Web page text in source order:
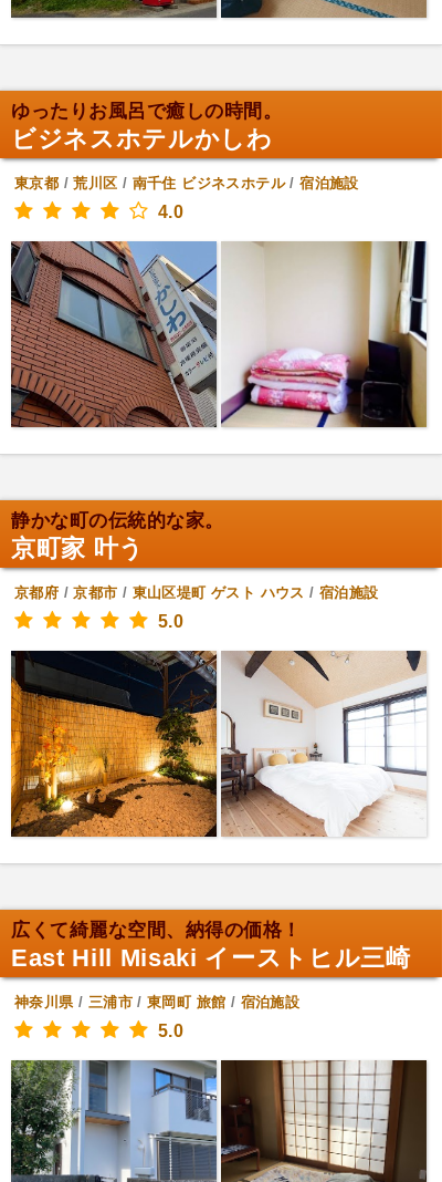
ゆったりお風呂で癒しの時間。
ビジネスホテルかしわ
東京都 /荒川区 / 南千住 ビジネスホテル/宿泊施設
4.0
静かな町の伝統的な家。
京町家 叶う
京都府 /京都市 / 東山区堤町 ゲスト ハウス / 宿泊施設
5.0
広くて綺麗な空間、納得の価格！
East Hill Misaki イーストヒル三崎
神奈川県/ 三浦市/東岡町 旅館 / 宿泊施設
5.0